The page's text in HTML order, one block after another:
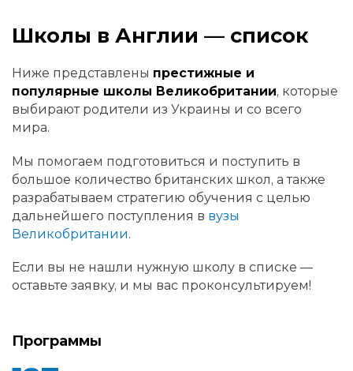
Школы в Англии — список
Ниже представлены престижные и
популярные школы Великобритании, которые
выбирают родители из Украины и со всего
мира.
Мы помогаем подготовиться и поступить в
большое количество британских школ, а также
разрабатываем стратегию обучения с целью
дальнейшего поступления в вузы
Великобритании.
Если вы не нашли нужную школу в списке —
оставьте заявку, и мы вас проконсультируем!
Программы